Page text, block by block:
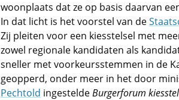
woonplaats dat ze op basis daarvan
In dat licht is het voorstel van de
Zij pleiten voor een kiesstelsel met
zowel regionale kandidaten als
sneller met voorkeursstemmen in de
geopperd, onder meer in het door
Pechtold ingesteldeBurgerforum